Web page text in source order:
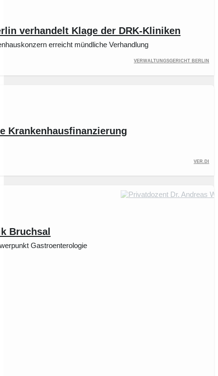
verhandelt Klage der DRK-Kliniken
erreicht mündliche Verhandlung
Verwaltungsgericht Berlin
Krankenhausfinanzierung
ver.di
Bruchsal
Gastroenterologie